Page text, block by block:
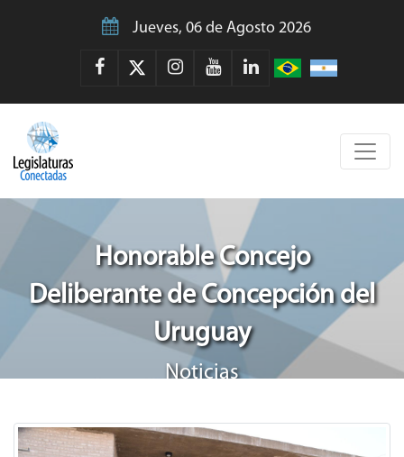
Jueves, 06 de Agosto 2026
Honorable Concejo
Deliberante de Concepción del
Uruguay
Noticias